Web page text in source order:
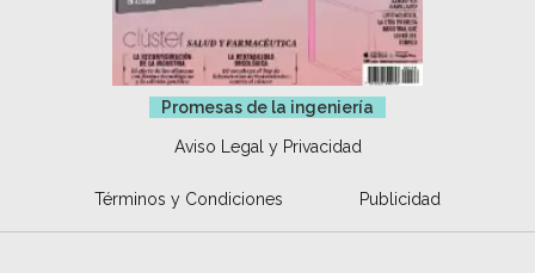
Promesas de la ingeniería
Aviso Legal y Privacidad
Términos y Condiciones Publicidad